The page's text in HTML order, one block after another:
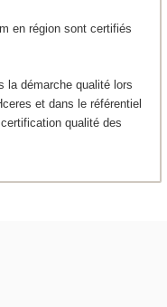
en région sont certifiés
la démarche qualité lors
et dans le référentiel
qualité des